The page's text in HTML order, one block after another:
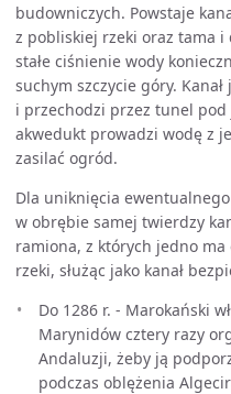
budowniczych. Powstaje
z pobliskiej rzeki oraz tama
stałe ciśnienie wody
suchym szczycie góry.
i przechodzi przez tunel
akwedukt prowadzi wodę z
zasilać ogród.
Dla uniknięcia
w obrębie samej twierdzy
ramiona, z których jedno
rzeki, służąc jako kanał
Do 1286 r. - Marokański
Marynidów cztery razy
Andaluzji, żeby ją
podczas oblężenia